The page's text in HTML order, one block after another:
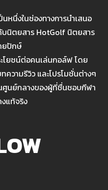
หนึ่งในช่องทางการนำเสนอ
บนิตยสาร HotGolf นิตยสาร
ยปักษ์
โยชน์ต่อคนเล่นกอล์ฟ โดย
วามรีวิว และโปรโมชั่นต่างๆ
ศูนย์กลางของผู้ที่ชื่นชอบกีฬา
แท้จริง